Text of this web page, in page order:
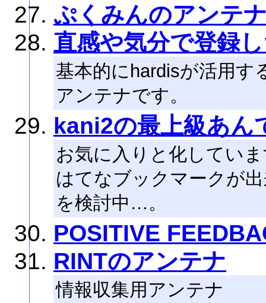
ぷくみんのアンテ
直感や気分で登録
基本的にhardisが活用す
アンテナです。
kani2の最上級あん
お気に入りと化してい
はてなブックマークが
を検討中…。
POSITIVE
RINTのアンテナ
情報収集用アンテナ